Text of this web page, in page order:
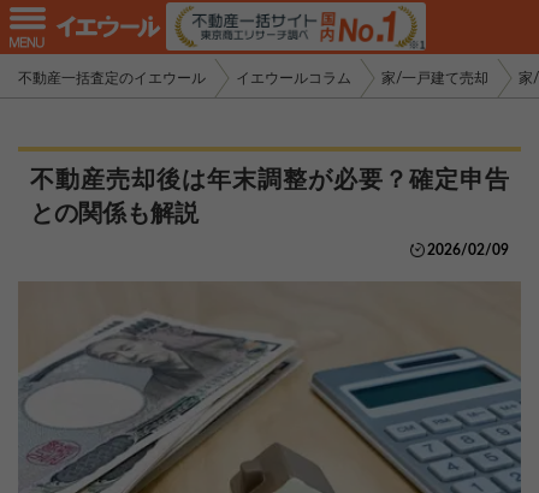
不動産一括査定のイエウール イエウールコラム 家/一戸建て売却 家
不動産売却後は年末調整が必要？確定申告
との関係も解説
2026/02/09